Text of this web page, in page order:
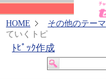
HOME その他のテーマ
ていくトピ
ﾄﾋﾟｯｸ作成